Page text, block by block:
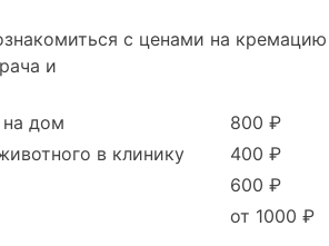
с ценами на кремацию
и
на дом
800 ₽
в клинику
400 ₽
600 ₽
от 1000 ₽